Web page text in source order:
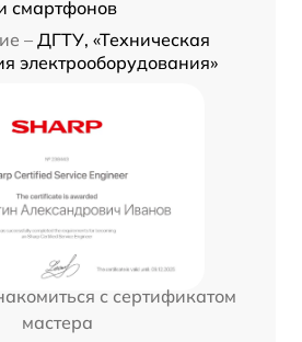
смартфонов
– ДГТУ, «Техническая
электрооборудования»
с сертификатом
мастера